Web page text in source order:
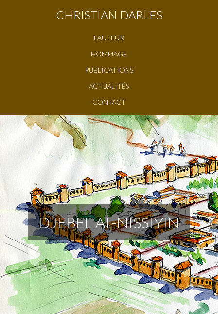
CHRISTIAN DARLES
L’AUTEUR
HOMMAGE
PUBLICATIONS
ACTUALITÉS
CONTACT
DJEBEL AL-NISSIYIN